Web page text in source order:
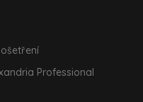
Professional